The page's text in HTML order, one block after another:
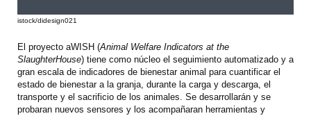
istock/didesign021
El proyecto aWISH (Animal Welfare Indicators at the
SlaughterHouse) tiene como núcleo el seguimiento automatizado y a
gran escala de indicadores de bienestar animal para cuantificar el
estado de bienestar a la granja, durante la carga y descarga, el
transporte y el sacrificio de los animales. Se desarrollarán y se
probaran nuevos sensores y los acompañaran herramientas y